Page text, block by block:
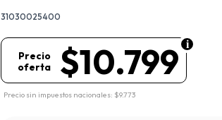
31030025400
$10.799
Precio
oferta
Precio sin impuestos nacionales: $9.773